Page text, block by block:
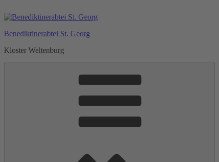
al
Benediktinerabtei St. Georg
Kloster Weltenburg